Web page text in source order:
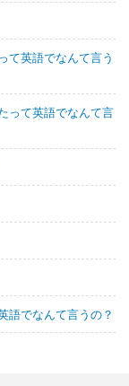
て英語でなんて言う
って英語でなんて言
語でなんて言うの？